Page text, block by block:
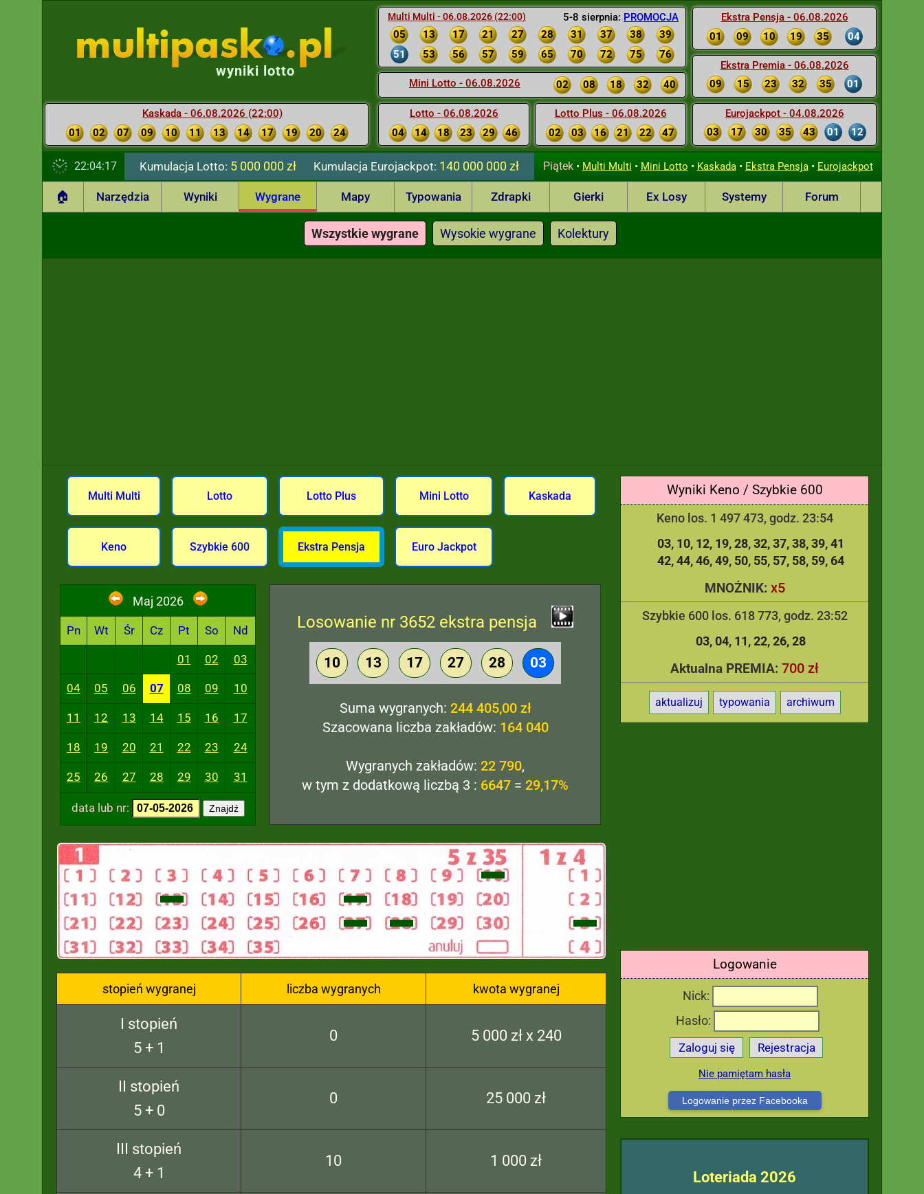
5-8 sierpnia: PROMOCJA
Multi Multi - 06.08.2026 (22:00)
05 13 17 21 27 28 31 37 38
39
51
53 56 57 59 65 70 72 75 76
Mini Lotto - 06.08.2026 02 08 18 32 40
Lotto - 06.08.2026
04
14 18 23 29 46
Lotto Plus - 06.08.2026
02
03 16 21 22 47
Ekstra Pensja - 06.08.2026
01
09 10 19 35 04
Ekstra Premia - 06.08.2026
09
15 23 32 35 01
Eurojackpot - 04.08.2026
03
17 30 35 43 01 12
wyniki lotto
Kaskada - 06.08.2026 (22:00)
01
02 07 09 10 11 13 14 17 19 20 24
22:04:18 Kumulacja Lotto: 5 000 000 zł KumulacjaEurojackpot: 140 000 000 zł Piątek• Multi Multi • Mini Lotto • Kaskada• Ekstra Pensja• Eurojackpot
🏠 Narzędzia Wyniki Wygrane Mapy Typowania Zdrapki Gierki Ex Losy Systemy Forum
Wszystkie wygrane Wysokie wygrane Kolektury
Wyniki Keno / Szybkie 600
Keno los. 1 497 473, godz. 23:54
03 10 12 19 28 32 37 38 39 41
42 44 46 49 50 55 57 58 59 64
MNOŻNIK: x5
Szybkie 600 los. 618 773, godz. 23:52
03 04 11 22 26 28
Aktualna PREMIA: 700 zł
aktualizuj typowania archiwum
Logowanie
Nick:
Hasło:
Zaloguj się Rejestracja
Nie pamiętam hasła
Logowanie przez Facebooka
Loteriada 2026
Multi Multi Lotto Lotto Plus Mini Lotto Kaskada
Keno Szybkie 600 Ekstra Pensja Euro Jackpot
Maj 2026
Pn Wt Śr Cz Pt So Nd
01 02 03
04 05 06 07 08 09 10
11 12 13 14 15 16 17
18 19 20 21 22 23 24
25 26 27 28 29 30 31
data lub nr: Znajdź
Losowanie nr 3652 ekstra pensja
10 13 17 27 28 03
Suma wygranych: 244 405,00 zł
Szacowana liczba zakładów: 164 040
Wygranych zakładów: 22 790,
w tym z dodatkową liczbą 3 : 6647 = 29,17%
stopień wygranej liczba wygranych kwota wygranej
I stopień
5 + 1
0 5 000 zł x 240
II stopień
5 + 0
0 25 000 zł
III stopień
4 + 1
10 1 000 zł